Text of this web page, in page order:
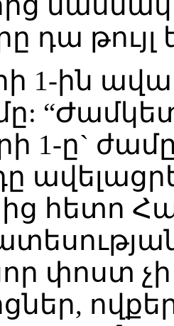
դա թույլ
1-ին
1-ը` ժամը
հետո
փոստ